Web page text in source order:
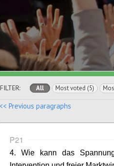
FILTER: All Most voted (5)
<< Previous paragraphs
P21
4. Wie kann das